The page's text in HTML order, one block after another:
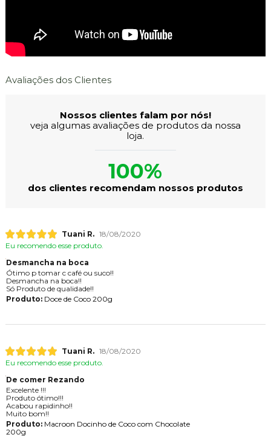
Avaliações dos Clientes
Nossos clientes falam por nós!
veja algumas avaliações de produtos da nossa
loja.
100%
dos clientes recomendam nossos produtos
Tuani R. 18/08/2020
Eu recomendo esse produto.
Desmancha na boca
Ótimo p tomar c café ou suco!!
Desmancha na boca!!
Só Produto de qualidade!!
Produto:Doce de Coco 200g
Tuani R. 18/08/2020
Eu recomendo esse produto.
De comer Rezando
Excelente !!!
Produto ótimo!!!
Acabou rapidinho!!
Muito bom!!
Produto:Macroon Docinho de Coco com Chocolate
200g